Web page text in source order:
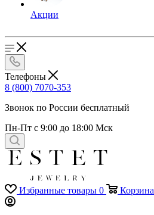
Акции
Телефоны
8 (800) 7070-353
Звонок по России бесплатный
Пн-Пт с 9:00 до 18:00 Мск
Избранные товары 0 Корзина